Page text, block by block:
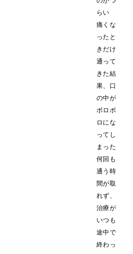
らい
痛くな
ったと
きだけ
通って
きた結
果、口
の中が
ボロボ
ロにな
ってし
まった
何回も
通う時
間が取
れず、
治療が
いつも
途中で
終わっ